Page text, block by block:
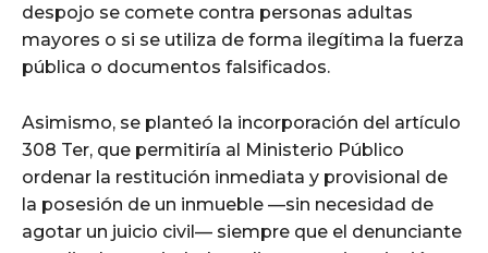
despojo se comete contra personas adultas
mayores o si se utiliza de forma ilegítima la fuerza
pública o documentos falsificados.
Asimismo, se planteó la incorporación del artículo
308 Ter, que permitiría al Ministerio Público
ordenar la restitución inmediata y provisional de
la posesión de un inmueble —sin necesidad de
agotar un juicio civil— siempre que el denunciante